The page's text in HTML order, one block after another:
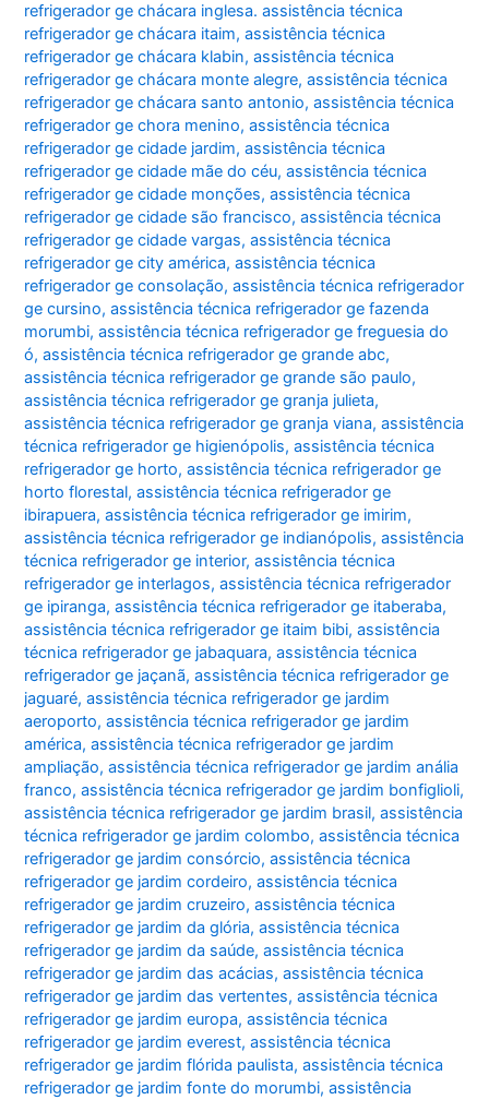
refrigerador ge chácara inglesa. assistência técnica
refrigerador ge chácara itaim,assistência técnica
refrigerador ge chácara klabin,assistência técnica
refrigerador ge chácara monte alegre,assistência técnica
refrigerador ge chácara santo antonio,assistência técnica
refrigerador ge chora menino,assistência técnica
refrigerador ge cidade jardim,assistência técnica
refrigerador ge cidade mãe do céu,assistência técnica
refrigerador ge cidade monções,assistência técnica
refrigerador ge cidade são francisco,assistência técnica
refrigerador ge cidade vargas,assistência técnica
refrigerador ge city américa,assistência técnica
refrigerador ge consolação,assistência técnica refrigerador
ge cursino,assistência técnica refrigerador ge fazenda
morumbi,assistência técnica refrigerador ge freguesia do
ó,assistência técnica refrigerador ge grande abc,
assistência técnica refrigerador ge grande são paulo,
assistência técnica refrigerador ge granja julieta,
assistência técnica refrigerador ge granja viana,assistência
técnica refrigerador ge higienópolis,assistência técnica
refrigerador ge horto,assistência técnica refrigerador ge
horto florestal,assistência técnica refrigerador ge
ibirapuera,assistência técnica refrigerador ge imirim,
assistência técnica refrigerador ge indianópolis,assistência
técnica refrigerador ge interior,assistência técnica
refrigerador ge interlagos,assistência técnica refrigerador
ge ipiranga,assistência técnica refrigerador ge itaberaba,
assistência técnica refrigerador ge itaim bibi,assistência
técnica refrigerador ge jabaquara,assistência técnica
refrigerador ge jaçanã,assistência técnica refrigerador ge
jaguaré,assistência técnica refrigerador ge jardim
aeroporto,assistência técnica refrigerador ge jardim
américa,assistência técnica refrigerador ge jardim
ampliação,assistência técnica refrigerador ge jardim anália
franco,assistência técnica refrigerador ge jardim bonfiglioli,
assistência técnica refrigerador ge jardim brasil,assistência
técnica refrigerador ge jardim colombo,assistência técnica
refrigerador ge jardim consórcio,assistência técnica
refrigerador ge jardim cordeiro,assistência técnica
refrigerador ge jardim cruzeiro,assistência técnica
refrigerador ge jardim da glória,assistência técnica
refrigerador ge jardim da saúde,assistência técnica
refrigerador ge jardim das acácias,assistência técnica
refrigerador ge jardim das vertentes,assistência técnica
refrigerador ge jardim europa,assistência técnica
refrigerador ge jardim everest,assistência técnica
refrigerador ge jardim flórida paulista,assistência técnica
refrigerador ge jardim fonte do morumbi,assistência